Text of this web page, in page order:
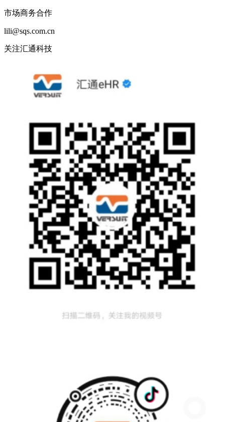
市场商务合作
lili@sqs.com.cn
关注汇通科技